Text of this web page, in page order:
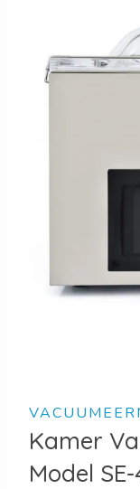
Kamer
Model